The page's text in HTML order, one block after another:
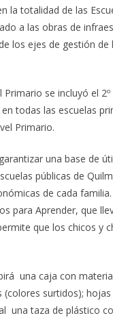
la totalidad de las
a las obras de
los ejes de gestión
se incluyó el
todas las escuelas
Primario.
una base de
públicas de
de cada
para Aprender, que
que los chicos y
una caja con
surtidos);
una taza de plástico